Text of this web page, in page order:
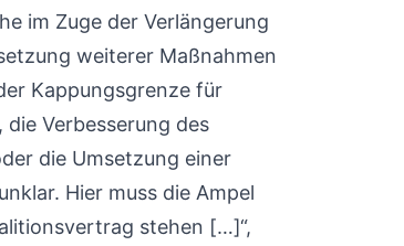
im Zuge der Verlängerung
weiterer Maßnahmen
Kappungsgrenze für
Verbesserung des
die Umsetzung einer
Hier muss die Ampel
stehen […]“,